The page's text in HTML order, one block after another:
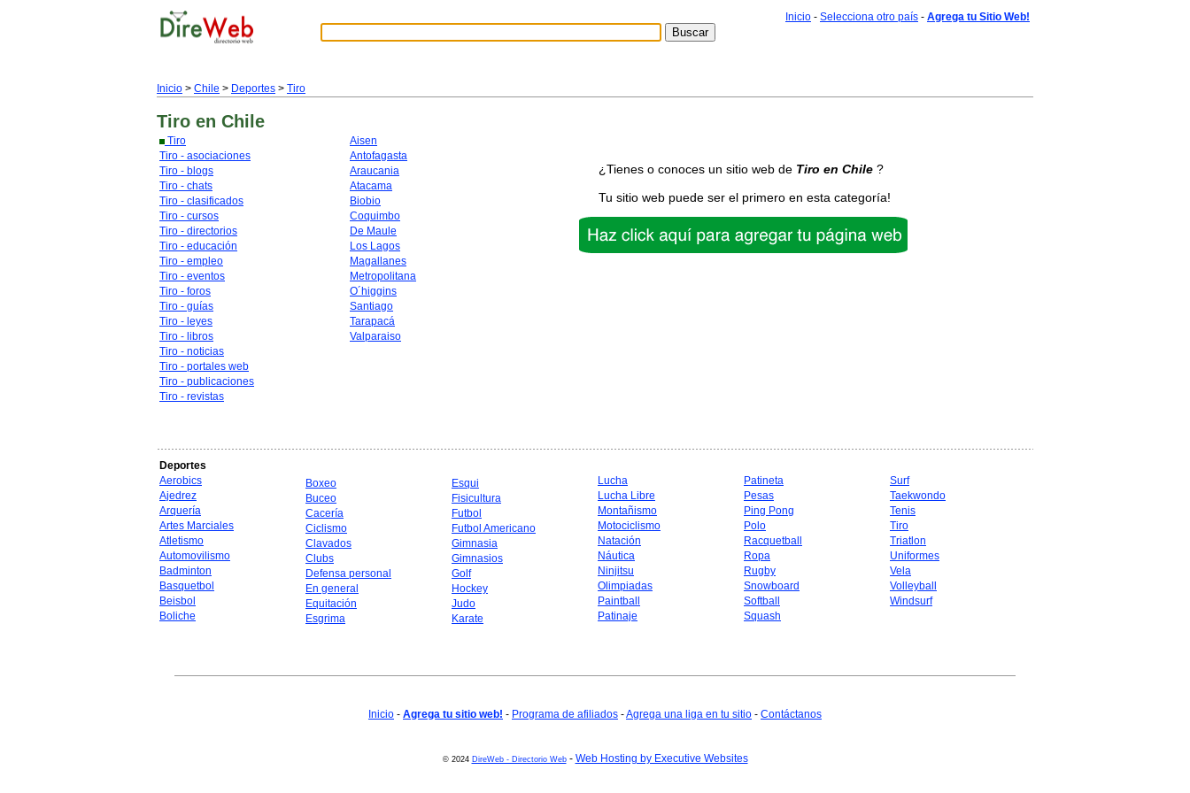
Inicio - Selecciona otro país - Agrega tu Sitio Web!
Inicio > Chile > Deportes > Tiro
Tiro en Chile
Tiro
Tiro - asociaciones
Tiro - blogs
Tiro - chats
Tiro - clasificados
Tiro - cursos
Tiro - directorios
Tiro - educación
Tiro - empleo
Tiro - eventos
Tiro - foros
Tiro - guías
Tiro - leyes
Tiro - libros
Tiro - noticias
Tiro - portales web
Tiro - publicaciones
Tiro - revistas
Aisen
Antofagasta
Araucania
Atacama
Biobio
Coquimbo
De Maule
Los Lagos
Magallanes
Metropolitana
O´higgins
Santiago
Tarapacá
Valparaiso
¿Tienes o conoces un sitio web de Tiro en Chile ?
Tu sitio web puede ser el primero en esta categoría!
Deportes
Aerobics
Ajedrez
Arquería
Artes Marciales
Atletismo
Automovilismo
Badminton
Basquetbol
Beisbol
Boliche
Boxeo
Buceo
Cacería
Ciclismo
Clavados
Clubs
Defensa personal
En general
Equitación
Esgrima
Esqui
Fisicultura
Futbol
Futbol Americano
Gimnasia
Gimnasios
Golf
Hockey
Judo
Karate
Lucha
Lucha Libre
Montañismo
Motociclismo
Natación
Náutica
Ninjitsu
Olimpiadas
Paintball
Patinaje
Patineta
Pesas
Ping Pong
Polo
Racquetball
Ropa
Rugby
Snowboard
Softball
Squash
Surf
Taekwondo
Tenis
Tiro
Triatlon
Uniformes
Vela
Volleyball
Windsurf
Inicio - Agrega tu sitio web! - Programa de afiliados -Agrega una liga en tu sitio - Contáctanos
© 2024 DireWeb - Directorio Web- Web Hosting by Executive Websites